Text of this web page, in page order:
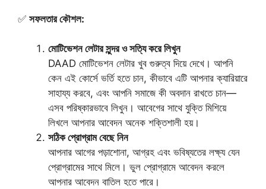
✅ সফলতার কৌশল:
মোটিভেশন লেটার সুন্দর ও সত্যি করে লিখুন
DAAD মোটিভেশন লেটার খুব গুরুত্ব দিয়ে দেখে। আপনি
কেন এই কোর্সে ভর্তি হতে চান, কীভাবে এটি আপনার ক্যারিয়ারে
সাহায্য করবে, এবং আপনি সমাজে কী অবদান রাখতে চান—
এসব পরিষ্কারভাবে লিখুন। আবেগের সাথে যুক্তি মিশিয়ে
লিখলে আপনার আবেদন অনেক শক্তিশালী হয়।
সঠিক প্রোগ্রাম বেছে নিন
আপনার আগের পড়াশোনা, আগ্রহ এবং ভবিষ্যতের লক্ষ্য যেন
প্রোগ্রামের সাথে মিলে। ভুল প্রোগ্রামে আবেদন করলে
আপনার আবেদন বাতিল হতে পারে।